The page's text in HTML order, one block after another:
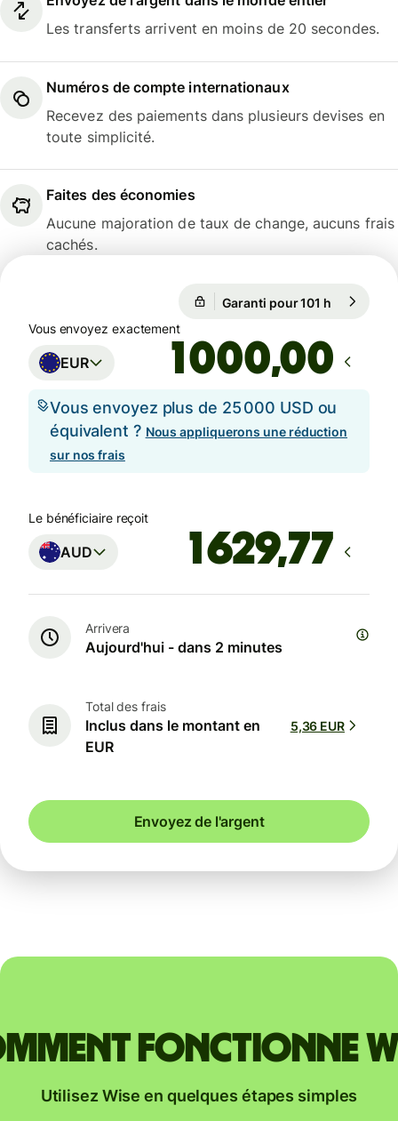
Les transferts arrivent en moins de 20 secondes.
Numéros de compte internationaux
Recevez des paiements dans plusieurs devises en
toute simplicité.
Faites des économies
Aucune majoration de taux de change, aucuns frais
cachés.
Garanti pour 101 h
Vous envoyez exactement
EUR ,00
Vous envoyez plus de 25 000 USD ou
équivalent ? Nous appliquerons une réduction
sur nos frais
Le bénéficiaire reçoit
AUD
Arrivera
Aujourd'hui - dans 2 minutes
Total des frais
Inclus dans le montant en
EUR
5,36 EUR
Envoyez de l'argent
fonctionne
Utilisez Wise en quelques étapes simples